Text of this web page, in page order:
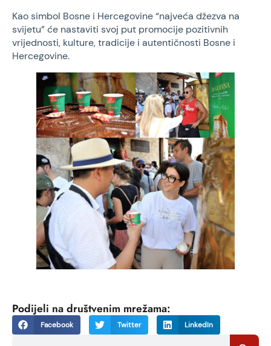
Kao simbol Bosne i Hercegovine “najveća džezva na
svijetu” će nastaviti svoj put promocije pozitivnih
vrijednosti, kulture, tradicije i autentičnosti Bosne i
Hercegovine.
Podijeli na društvenim mrežama:
Facebook Twitter LinkedIn
Search Search